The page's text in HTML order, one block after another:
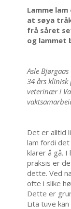
Lamme
at søya
frå såret
og lammet
Asle Bjørgaas
34 års klinisk
veterinær i
Det er alltid
lam fordi det
klarer å gå. I
praksis er
dette. Ved
ofte i slike
Dette er
Lita tuve